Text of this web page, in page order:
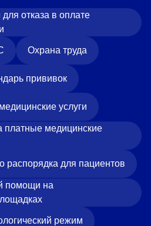
отказа в оплате
Охрана труда
прививок
услуги
платные медицинские
распорядка для пациентов
помощи на
режим